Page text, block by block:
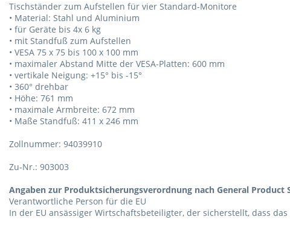
Tischständer zum Aufstellen für vier Standard-Monitore
• Material: Stahl und Aluminium
• für Geräte bis 4x 6 kg
• mit Standfuß zum Aufstellen
• VESA 75 x 75 bis 100 x 100 mm
• maximaler Abstand Mitte der VESA-Platten: 600 mm
• vertikale Neigung: +15° bis -15°
• 360° drehbar
• Höhe: 761 mm
• maximale Armbreite: 672 mm
• Maße Standfuß: 411 x 246 mm
Zollnummer: 94039910
Zu-Nr.: 903003
Angaben zur Produktsicherungsverordnung nach General Product
Verantwortliche Person für die EU
In der EU ansässiger Wirtschaftsbeteiligter, der sicherstellt, dass